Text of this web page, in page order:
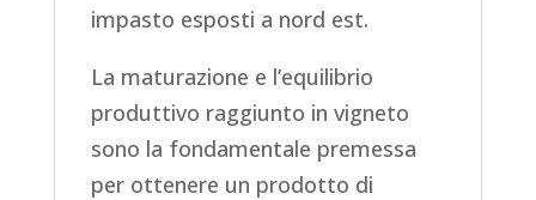
impasto esposti a nord est.
La maturazione e l’equilibrio
produttivo raggiunto in vigneto
sono la fondamentale premessa
per ottenere un prodotto di